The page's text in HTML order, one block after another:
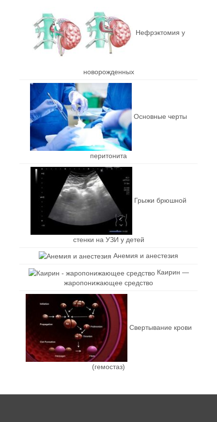
Нефрэктомия у
новорожденных
Основные черты
перитонита
Грыжи брюшной
стенки на УЗИ у детей
Анемия и анестезия
Каирин —
жаропонижающее средство
Свертывание крови
(гемостаз)